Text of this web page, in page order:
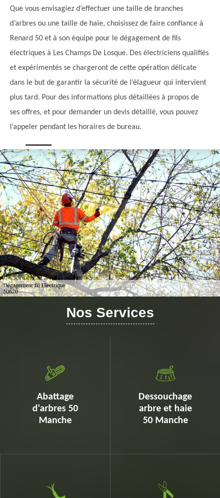
Que vous envisagiez d’effectuer une taille de branches
d’arbres ou une taille de haie, choisissez de faire confiance à
Renard 50 et à son équipe pour le dégagement de fils
électriques à Les Champs De Losque. Des électriciens qualifiés
et expérimentés se chargeront de cette opération délicate
dans le but de garantir la sécurité de l’élagueur qui intervient
plus tard. Pour des informations plus détaillées à propos de
ses offres, et pour demander un devis détaillé, vous pouvez
l’appeler pendant les horaires de bureau.
Nos Services
Abattage
d'arbres 50
Manche
Dessouchage
arbre et haie
50 Manche